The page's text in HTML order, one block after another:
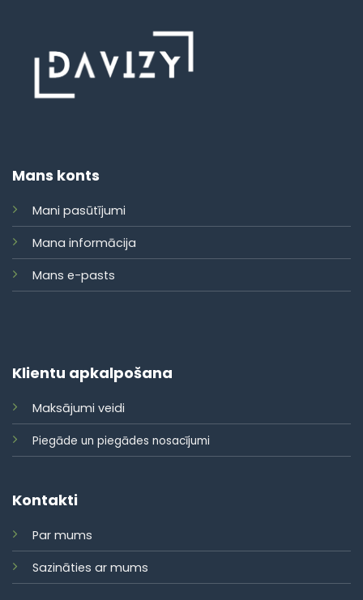
Mans konts
Mani pasūtījumi
Mana informācija
Mans e-pasts
Klientu apkalpošana
Maksājumi veidi
Piegāde un piegādes nosacījumi
Kontakti
Par mums
Sazināties ar mums